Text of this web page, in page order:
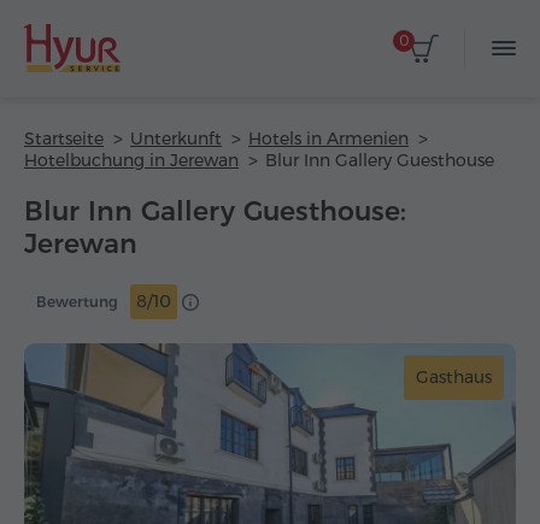
0
Startseite Unterkunft
Hotels in Armenien
Hotelbuchung in Jerewan
Blur Inn Gallery Guesthouse
Blur Inn Gallery Guesthouse:
Jerewan
Bewertung 8/10
Gasthaus